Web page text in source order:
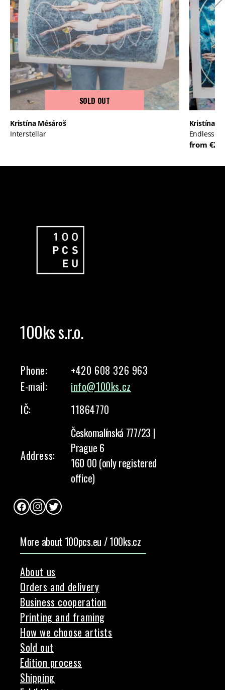
SOLD OUT
Kristína Mésároš
Interstellar
Kristína
Endless
from
100ks s.r.o.
Phone:
+420 608 326 963
E-mail:
info@100ks.cz
IČ:
11864770
Address:
Českomalínská 777/23 |
Prague 6
160 00 (only registered
office)
FacebookInstagram
Twitter
More about 100pcs.eu / 100ks.cz
About us
Orders and delivery
Business cooperation
Printing and framing
How we choose artists
Sold out
Edition process
Shipping